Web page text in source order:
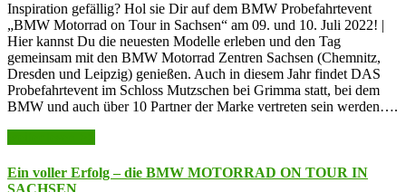
Inspiration gefällig? Hol sie Dir auf dem BMW Probefahrtevent
„BMW Motorrad on Tour in Sachsen“ am 09. und 10. Juli 2022! |
Hier kannst Du die neuesten Modelle erleben und den Tag
gemeinsam mit den BMW Motorrad Zentren Sachsen (Chemnitz,
Dresden und Leipzig) genießen. Auch in diesem Jahr findet DAS
Probefahrtevent im Schloss Mutzschen bei Grimma statt, bei dem
BMW und auch über 10 Partner der Marke vertreten sein werden….
Ein voller Erfolg – die BMW MOTORRAD ON TOUR IN